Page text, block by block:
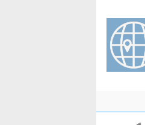
content